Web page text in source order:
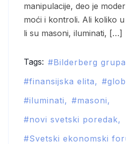
manipulacije, deo je
moći i kontroli. Ali koliko u
li su masoni, iluminati, […]
Tags:
Bilderberg grupa
finansijska elita
iluminati
masoni
novi svetski poredak
Svetski ekonomski